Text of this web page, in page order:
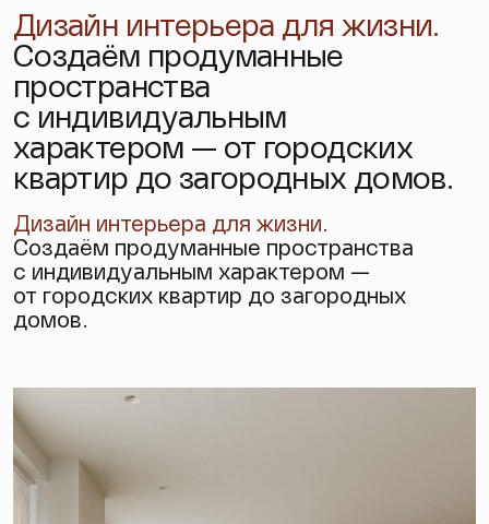
Дизайн интерьера для жизни.
Создаём продуманные
пространства
с индивидуальным
характером — от городских
квартир до загородных домов.
Дизайн интерьера для жизни.
Создаём продуманные пространства
с индивидуальным характером —
от городских квартир до загородных
домов.